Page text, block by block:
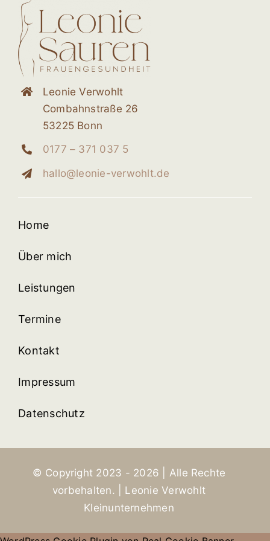
Leonie Verwohlt
Combahnstraße 26
53225 Bonn
0177 – 371 037 5
hallo@leonie-verwohlt.de
Home
Über mich
Leistungen
Termine
Kontakt
Impressum
Datenschutz
© Copyright 2023 - 2026 | Alle Rechte
vorbehalten. | Leonie Verwohlt
Kleinunternehmen